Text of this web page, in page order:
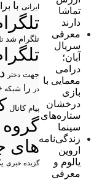
تماشا
دارند
معرفی
سریال
آبان؛
درامی
معمایی با
بازی
درخشان
ستاره‌های
سینما
زندگی‌نامه
اروین
یالوم و
معرفی
ایرانی با
تلگرام شد
جهت دختر
در
را شبکه
پیام کانال
گروه
های
گزیده خبری